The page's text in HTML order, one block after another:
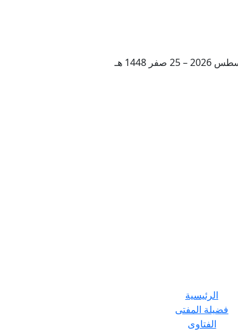
الرئيسية
فضيلة المفتى
الفتاوى